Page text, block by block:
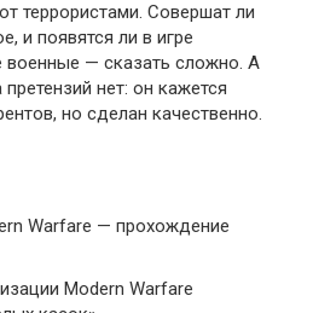
террористами. Совершат ли
и появятся ли в игре
военные — сказать сложно. А
нет: он кажется
но сделан качественно.
Warfare — прохождение
Modern Warfare